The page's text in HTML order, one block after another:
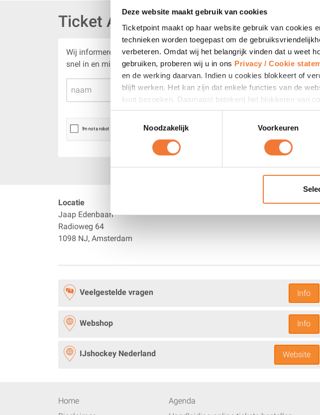
Deze website maakt gebruik van cookies
Ticketpoint maakt op haar website gebruik van cookies
technieken worden toegepast om de
verbeteren. Omdat wij het belangrijk vinden dat u weet
gebruiken, proberen wij u in ons Privacy / Cookie
en de werking daarvan. Indien u cookies blokkeert of
blijft werken. Het kan zijn dat enkele functies van de
kunt bezoeken. Daarnaast betekent het blokkeren van
advertenties zijn dan alleen niet meer toegesneden op
Noodzakelijk
Voorkeuren
Zaterdag 20 september 2025
Wedstrijd tussen
UNIS Flyers HeerenveenenUltimAir Hijs Den Haag
Start wedstrijd 19.00 uur
Baan open om 18.00
Ticketpointis het officiële verkooppunt van tickets voor de Ron Berteling
Ticket Alert
Wij informeren je via e-mail zodra er nieuwe info bekend is. Schrijf je nu
snel in en mis nooit meer een evenement!
Locatie
Jaap Edenbaan
Radioweg 64
1098 NJ, Amsterdam
Veelgestelde vragen Info
Webshop Info
IJshockey Nederland Website
Home
Agenda